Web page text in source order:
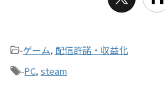
-ゲーム, 配信許諾・収益化
-PC, steam